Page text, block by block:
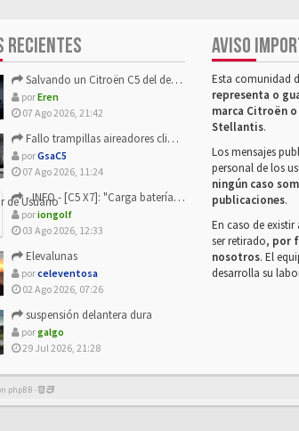
RECIENTES
Salvando un Citroën C5 del desguace: Presentación y seguimiento
porEren
07 Ago 2026, 21:42
Fallo trampillas aireadores climatizador
porGsaC5
07 Ago 2026, 11:24
- INFO - [C5 X7]: "Carga batería o alimentación eléctri...
poriongolf
03 Ago 2026, 12:33
Elevalunas
porceleventosa
02 Ago 2026, 07:26
suspensión delantera dura
porgalgo
29 Jul 2026, 21:28
AVISO
Esta comunidad
representa o
marca Citroën
Stellantis.
Los mensajes
personal de los
ningún caso
publicaciones.
En caso de
ser retirado, por
nosotros. El
desarrolla su
phpBB -